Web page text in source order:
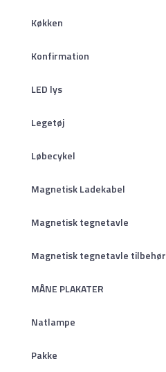
Køkken
Konfirmation
LED lys
Legetøj
Løbecykel
Magnetisk Ladekabel
Magnetisk tegnetavle
Magnetisk tegnetavle tilbehør
MÅNE PLAKATER
Natlampe
Pakke